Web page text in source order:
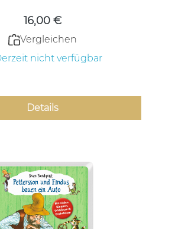
16,00 €
Vergleichen
nicht verfügbar
Details